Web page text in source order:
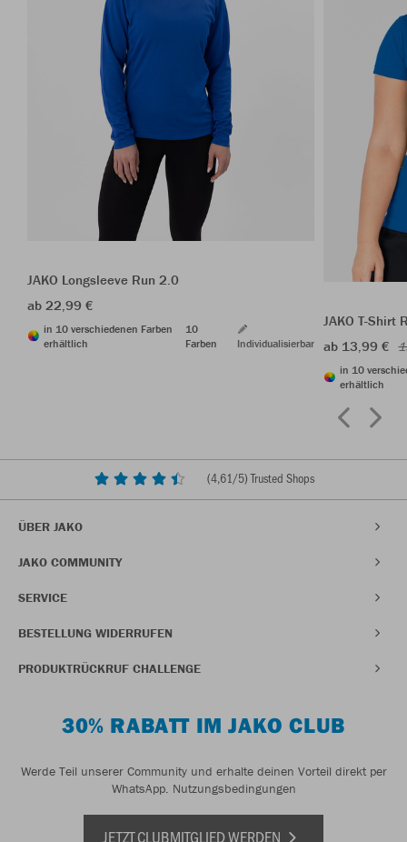
JAKO Longsleeve Run 2.0
ab 22,99 €
in 10 verschiedenen Farben
erhältlich
10
Farben
Individualisierbar
JAKO T-Shirt
ab 13,99 €
in 10
erhältlich
(4,61/5) Trusted Shops
ÜBER JAKO
JAKO COMMUNITY
SERVICE
BESTELLUNG WIDERRUFEN
PRODUKTRÜCKRUF CHALLENGE
30% RABATT IM JAKO CLUB
Werde Teil unserer Community und erhalte deinen Vorteil direkt per
WhatsApp. Nutzungsbedingungen
JETZT CLUBMITGLIED WERDEN